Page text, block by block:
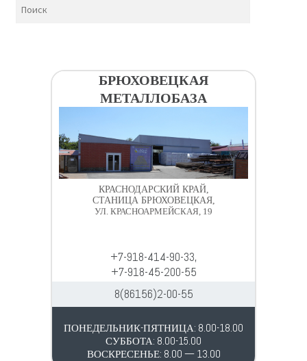
БРЮХОВЕЦКАЯ
МЕТАЛЛОБАЗА
КРАСНОДАРСКИЙ КРАЙ,
СТАНИЦА БРЮХОВЕЦКАЯ,
УЛ. КРАСНОАРМЕЙСКАЯ, 19
+7-918-414-90-33,
+7-918-45-200-55
8(86156)2-00-55
ПОНЕДЕЛЬНИК-ПЯТНИЦА: 8.00-18.00
СУББОТА: 8.00-15.00
ВОСКРЕСЕНЬЕ: 8.00 — 13.00